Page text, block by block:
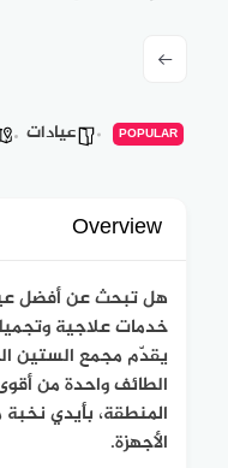
POPULAR عيادات
Overview
هل تبحث عن أفضل
خدمات علاجية
يقدّم مجمع الستين
الطائف واحدة من
المنطقة، بأيدي
الأجهزة.